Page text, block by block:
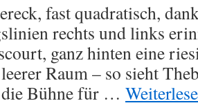
fast quadratisch,
rechts und links
ganz hinten eine
Raum – so sieht
Bühne für …